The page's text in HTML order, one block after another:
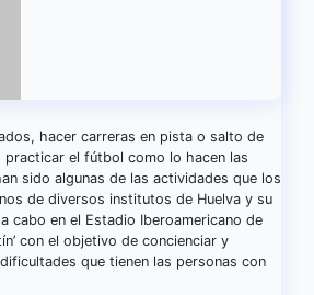
hacer carreras en pista o salto de
el fútbol como lo hacen las
sido algunas de las actividades que los
de diversos institutos de Huelva y su
cabo en el Estadio Iberoamericano de
con el objetivo de concienciar y
que tienen las personas con